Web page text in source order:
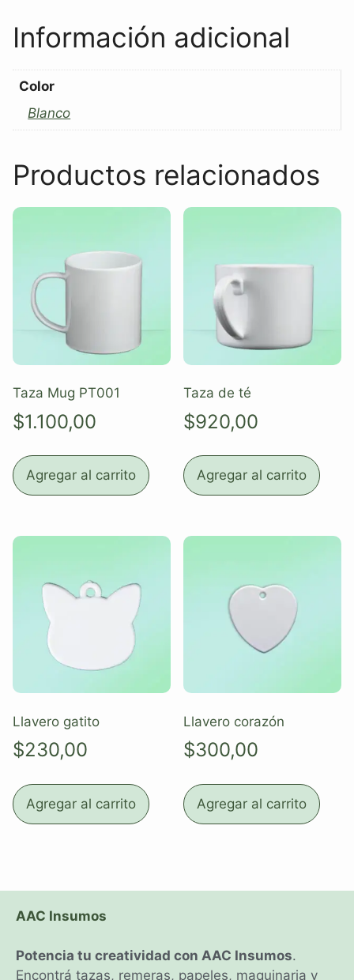
Información adicional
Color
Blanco
Productos relacionados
Taza Mug PT001
$1.100,00
Agregar al carrito
Taza de té
$920,00
Agregar al carrito
Llavero gatito
$230,00
Agregar al carrito
Llavero corazón
$300,00
Agregar al carrito
AAC Insumos
Potencia tu creatividad con AAC Insumos.
Encontrá tazas, remeras, papeles, maquinaria y